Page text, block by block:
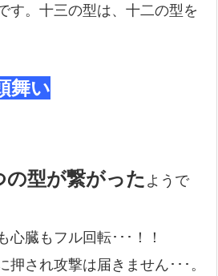
す。十三の型は、十二の型を
舞い
の型が繋がった ようで
心臓もフル回転･･･！！
押され攻撃は届きません･･･。